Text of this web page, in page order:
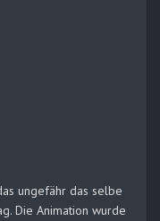
ungefähr das selbe
Die Animation wurde